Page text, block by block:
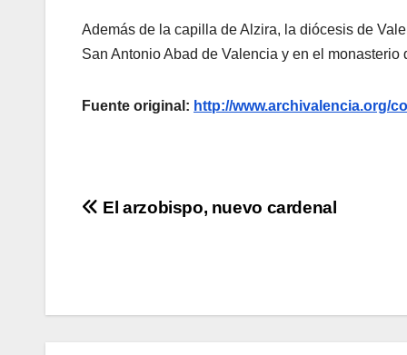
Además de la capilla de Alzira, la diócesis de
San Antonio Abad de Valencia y en el
Fuente original: http://www.archivalencia.org/
Navegación
El arzobispo, nuevo cardenal